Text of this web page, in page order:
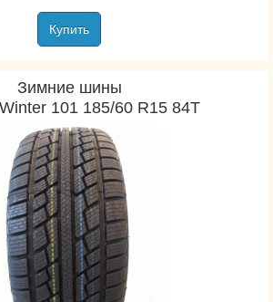
Купить
Зимние шины
101 185/60 R15 84T